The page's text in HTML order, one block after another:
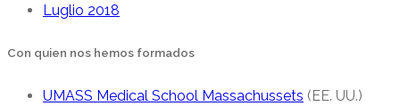
Luglio 2018
Con quien nos hemos formados
UMASS Medical School Massachussets (EE. UU.)